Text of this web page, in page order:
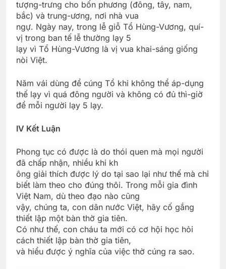
tượng-trưng cho bốn phương (đông, tây, nam,
bắc) và trung-ương, nơi nhà vua
ngự. Ngày nay, trong lễ giỗ Tổ Hùng-Vương, quí-
vị trong ban tế lễ thường lạy 5
lạy vì Tổ Hùng-Vương là vị vua khai-sáng giống
nòi Việt.
Năm vái dùng để cúng Tổ khi không thể áp-dụng
thế lạy vì quá đông người và không có đủ thì-giờ
để mỗi người lạy 5 lạy.
IV Kết Luận
Phong tục có được là do thói quen mà mọi người
đã chấp nhận, nhiều khi kh
ông giải thích được lý do tại sao lại như thế mà chỉ
biết làm theo cho đúng thôi. Trong mỗi gia đình
Việt Nam, dù theo đạo nào cũng
vậy, chúng ta, con dân nước Việt, hãy cố gắng
thiết lập một bàn thờ gia tiên.
Có như thế, con cháu ta mới có cơ hội học hỏi
cách thiết lập bàn thờ gia tiên,
và hiểu được ý nghĩa của việc thờ cúng ra sao.